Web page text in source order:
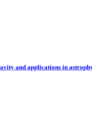
and applications in